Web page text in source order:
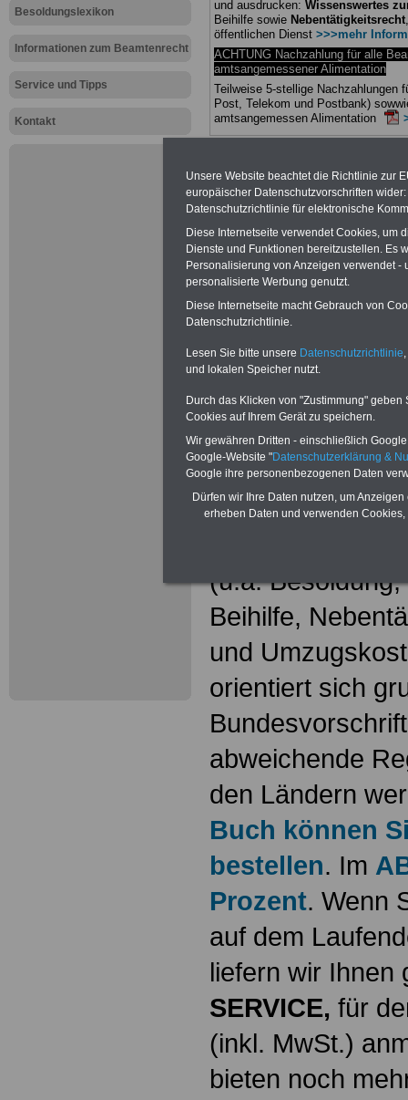
Besoldungslexikon
Informationen zum Beamtenrecht
Service und Tipps
Kontakt
und ausdrucken: Wissenswertes
Beihilfe sowie Nebentätigkeitsrecht
öffentlichen Dienst >>>mehr
ACHTUNG Nachzahlung für alle
amtsangemessener Alimentation
Teilweise 5-stellige Nachzahlungen
Post, Telekom und Postbank)
amtsangemessen Alimentation
abschließen!
Neu
Beamte
Das beliebte
und Beamte"
(u.a.
Beihilfe,
und
orientiert sich
abweichende
den Ländern
Buch können
bestellen. Im
Prozent. Wenn
auf dem
liefern wir
SERVICE, für
(inkl. MwSt.)
bieten noch
Unsere Website beachtet die Richtlinie zur
europäischer Datenschutzvorschriften
Datenschutzrichtlinie für elektronische
Diese Internetseite verwendet Cookies, um
Dienste und Funktionen bereitzustellen. Es
Personalisierung von Anzeigen verwendet
personalisierte Werbung genutzt.
Diese Internetseite macht Gebrauch von
Datenschutzrichtlinie.
Lesen Sie bitte unsere Datenschutzrichtlinie
und lokalen Speicher nutzt.
Durch das Klicken von "Zustimmung"
Cookies auf Ihrem Gerät zu speichern.
Wir gewähren Dritten - einschließlich
Google-Website "Datenschutzerklärung &
Google ihre personenbezogenen Daten
Dürfen wir Ihre Daten nutzen, um
erheben Daten und verwenden